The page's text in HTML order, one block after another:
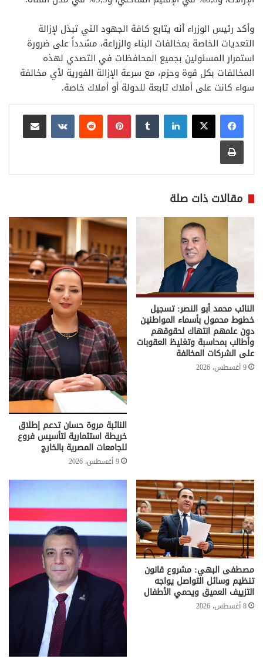
وأكد رئيس الوزراء أنه يتابع كافة الجهود التي تبذل لإزالة
التعديات الخاصة بمخالفات البناء والزراعة، مشدداً على ضرورة
استمرار المسئولين بجميع المحافظات في التصدي لهذه
المخالفات بكل قوة وحزم، مع سرعة الإزالة الفورية لأي مخالفة
سواء كانت على أملاك تابعة للدولة أو أملاك خاصة.
لينكدإن بينتيريست
مشاركة عبر البريد
طباعة
مقالات ذات صلة
النائب محمد أبو النصر: تسجيل
خطوط محمول بأسماء المواطنين
دون علمهم انتهاك لحقوقهم
وأطالب بمحاسبة وتغليظ العقوبات
على الشركات المخالفة
9 أغسطس، 2026
النائبة مروة حسان تدعم إطلاق
خريطة استثمارية لتأسيس فروع
للجامعات المصرية بالخارج
9 أغسطس، 2026
مصطفى البهي: مشروع قانون
تنظيم وسائل التواصل يواجه
التزييف العميق ويحمي الأطفال
8 أغسطس، 2026